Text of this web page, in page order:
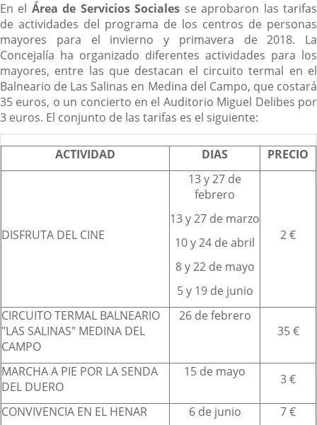
En el Área de Servicios Sociales se aprobaron las tarifas
de actividades del programa de los centros de personas
mayores para el invierno y primavera de 2018. La
Concejalía ha organizado diferentes actividades para los
mayores, entre las que destacan el circuito termal en el
Balneario de Las Salinas en Medina del Campo, que costará
35 euros, o un concierto en el Auditorio Miguel Delibes por
3 euros. El conjunto de las tarifas es el siguiente:
ACTIVIDAD DIAS PRECIO
DISFRUTA DEL CINE
13 y 27 de
febrero
13 y 27 de marzo
10 y 24 de abril
8 y 22 de mayo
5 y 19 de junio
2 €
CIRCUITO TERMAL BALNEARIO
"LAS SALINAS" MEDINA DEL
CAMPO
26 de febrero
35 €
MARCHA A PIE POR LA SENDA
DEL DUERO
15 de mayo 3 €
CONVIVENCIA EN EL HENAR 6 de junio 7 €